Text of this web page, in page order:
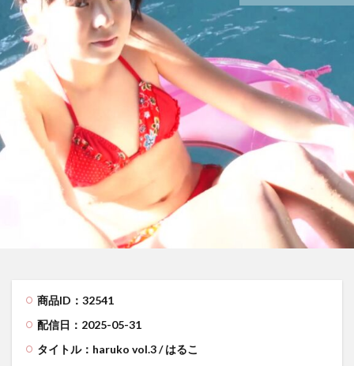
商品ID：32541
配信日：2025-05-31
タイトル：haruko vol.3 / はるこ